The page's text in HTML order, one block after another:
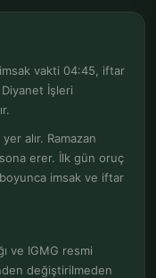
vakti 04:45, iftar
İşleri
alır. Ramazan
erer. İlk gün oruç
imsak ve iftar
ve IGMG resmi
değiştirilmeden